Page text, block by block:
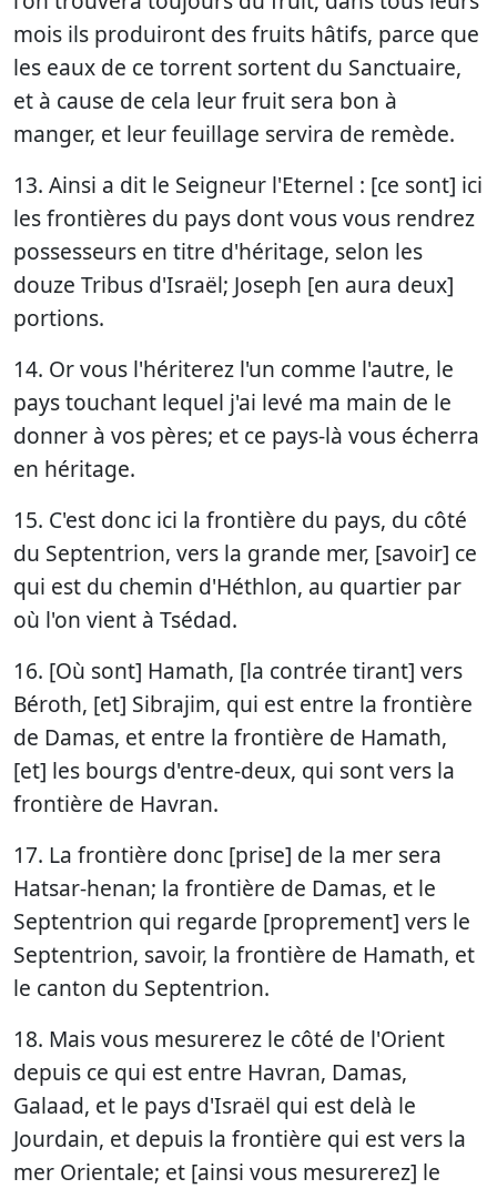
mois ils produiront des fruits hâtifs, parce que
les eaux de ce torrent sortent du Sanctuaire,
et à cause de cela leur fruit sera bon à
manger, et leur feuillage servira de remède.
13. Ainsi a dit le Seigneur l'Eternel : [ce sont] ici
les frontières du pays dont vous vous rendrez
possesseurs en titre d'héritage, selon les
douze Tribus d'Israël; Joseph [en aura deux]
portions.
14. Or vous l'hériterez l'un comme l'autre, le
pays touchant lequel j'ai levé ma main de le
donner à vos pères; et ce pays-là vous écherra
en héritage.
15. C'est donc ici la frontière du pays, du côté
du Septentrion, vers la grande mer, [savoir] ce
qui est du chemin d'Héthlon, au quartier par
où l'on vient à Tsédad.
16. [Où sont] Hamath, [la contrée tirant] vers
Béroth, [et] Sibrajim, qui est entre la frontière
de Damas, et entre la frontière de Hamath,
[et] les bourgs d'entre-deux, qui sont vers la
frontière de Havran.
17. La frontière donc [prise] de la mer sera
Hatsar-henan; la frontière de Damas, et le
Septentrion qui regarde [proprement] vers le
Septentrion, savoir, la frontière de Hamath, et
le canton du Septentrion.
18. Mais vous mesurerez le côté de l'Orient
depuis ce qui est entre Havran, Damas,
Galaad, et le pays d'Israël qui est delà le
Jourdain, et depuis la frontière qui est vers la
mer Orientale; et [ainsi vous mesurerez] le